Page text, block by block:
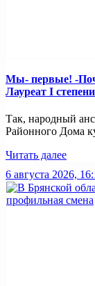
Мы- первые! -
Лауреат I
Так, народный
Районного Дома
Читать далее
6 августа 2026,